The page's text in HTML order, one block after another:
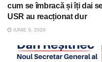
cum se îmbracă și îți dai
USR au reacționat dur
IUNIE 9, 2026